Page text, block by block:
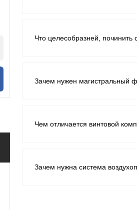
Что целесобразней,
Зачем нужен магистральный
Чем отличается винтовой
Зачем нужна система